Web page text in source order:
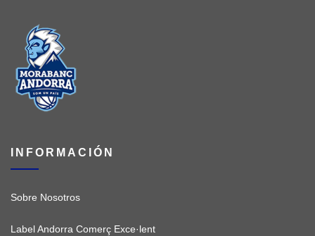
INFORMACIÓN
Sobre Nosotros
Label Andorra Comerç Exce·lent